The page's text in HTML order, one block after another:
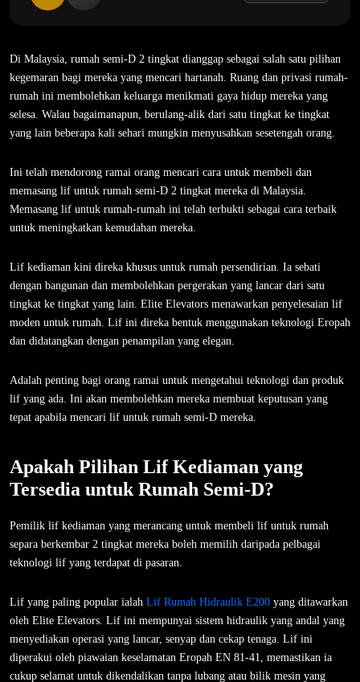
Di Malaysia, rumah semi-D 2 tingkat dianggap sebagai salah satu pilihan
kegemaran bagi mereka yang mencari hartanah. Ruang dan privasi rumah-
rumah ini membolehkan keluarga menikmati gaya hidup mereka yang
selesa. Walau bagaimanapun, berulang-alik dari satu tingkat ke tingkat
yang lain beberapa kali sehari mungkin menyusahkan sesetengah orang.
Ini telah mendorong ramai orang mencari cara untuk membeli dan
memasang lif untuk rumah semi-D 2 tingkat mereka di Malaysia.
Memasang lif untuk rumah-rumah ini telah terbukti sebagai cara terbaik
untuk meningkatkan kemudahan mereka.
Lif kediaman kini direka khusus untuk rumah persendirian. Ia sebati
dengan bangunan dan membolehkan pergerakan yang lancar dari satu
tingkat ke tingkat yang lain. Elite Elevators menawarkan penyelesaian lif
moden untuk rumah. Lif ini direka bentuk menggunakan teknologi Eropah
dan didatangkan dengan penampilan yang elegan.
Adalah penting bagi orang ramai untuk mengetahui teknologi dan produk
lif yang ada. Ini akan membolehkan mereka membuat keputusan yang
tepat apabila mencari lif untuk rumah semi-D mereka.
Apakah Pilihan Lif Kediaman yang
Tersedia untuk Rumah Semi-D?
Pemilik lif kediaman yang merancang untuk membeli lif untuk rumah
separa berkembar 2 tingkat mereka boleh memilih daripada pelbagai
teknologi lif yang terdapat di pasaran.
Lif yang paling popular ialah Lif Rumah Hidraulik E200 yang ditawarkan
oleh Elite Elevators. Lif ini mempunyai sistem hidraulik yang andal yang
menyediakan operasi yang lancar, senyap dan cekap tenaga. Lif ini
diperakui oleh piawaian keselamatan Eropah EN 81-41, memastikan ia
cukup selamat untuk dikendalikan tanpa lubang atau bilik mesin yang